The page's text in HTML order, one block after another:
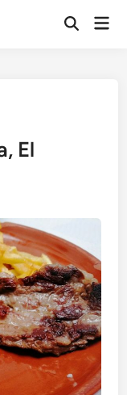
Abrir
El